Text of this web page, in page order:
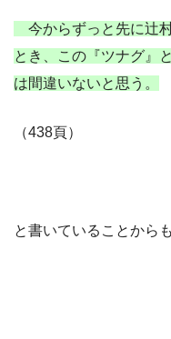
今からずっと先に辻
とき、この『ツナグ』
は間違いないと思う。
（438頁）
と書いていることから